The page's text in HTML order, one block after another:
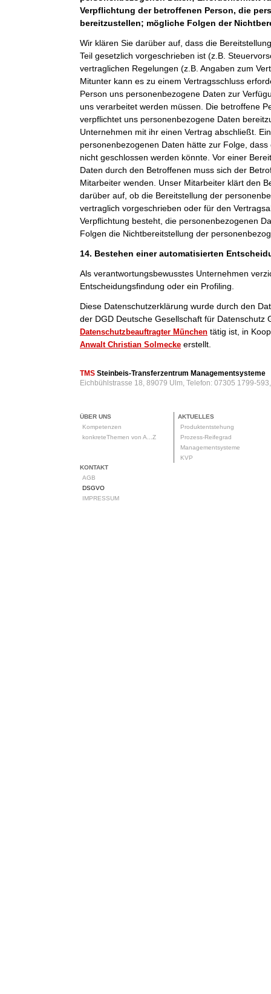
Verpflichtung der betroffenen Person, die
bereitzustellen; mögliche Folgen der
Wir klären Sie darüber auf, dass die
Teil gesetzlich vorgeschrieben ist (z.B.
vertraglichen Regelungen (z.B. Angaben zum
Mitunter kann es zu einem Vertragsschluss
Person uns personenbezogene Daten zur
uns verarbeitet werden müssen. Die betroffene
verpflichtet uns personenbezogene Daten
Unternehmen mit ihr einen Vertrag abschließt.
personenbezogenen Daten hätte zur Folge,
nicht geschlossen werden könnte. Vor einer
Daten durch den Betroffenen muss sich der
Mitarbeiter wenden. Unser Mitarbeiter klärt den
darüber auf, ob die Bereitstellung der
vertraglich vorgeschrieben oder für den
Verpflichtung besteht, die personenbezogenen
Folgen die Nichtbereitstellung der
14. Bestehen einer automatisierten
Als verantwortungsbewusstes Unternehmen
Entscheidungsfindung oder ein Profiling.
Diese Datenschutzerklärung wurde durch den
der DGD Deutsche Gesellschaft für Datenschutz
Datenschutzbeauftragter München tätig ist, in
Anwalt Christian Solmecke erstellt.
TMS Steinbeis-Transferzentrum Managementsysteme
Eichbühlstrasse 18, 89079 Ulm, Telefon: 07305 1799-
ÜBER UNS
Kompetenzen
konkreteThemen von A...Z
AKTUELLES
Produktentstehung
Prozess-Reifegrad
Managementsysteme
KVP
KONTAKT
AGB
DSGVO
IMPRESSUM